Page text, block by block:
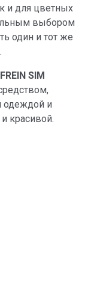
и для цветных
выбором
один и тот же
SIM
одеждой и
красивой.